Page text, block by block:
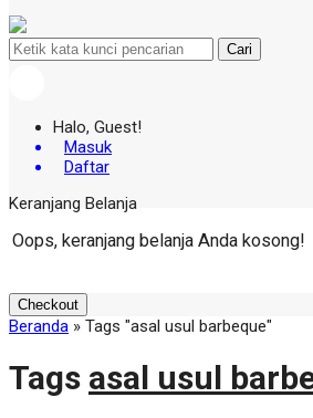
Cari
Halo, Guest!
Masuk
Daftar
Keranjang Belanja
Oops, keranjang belanja Anda kosong!
Checkout
Beranda » Tags "asal usul barbeque"
Tags asal usul